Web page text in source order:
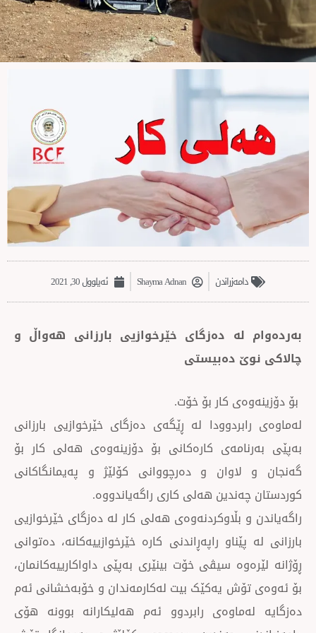
Shayma Adnan ئەیلوول 30, 2021
لە دەزگای خێرخوازیی بارزانی ھەواڵ و
دەبیستی
کار بۆ خۆت.
لە ڕێگەی دەزگای خێرخوازیی بارزانی
کارەکانی بۆ دۆزینەوەی هەلی کار بۆ
و دەرچووانی کۆلێژ و پەیمانگاکانی
هەلی کاری راگەیاندووە.
بڵاوکردنەوەی هەلی کار لە دەزگای خێرخوازیی
راپەڕاندنی کارە خێرخوازییەکانە، دەتوانی
سیڤی خۆت بینێری بەپێی داواکارییەکانمان،
یەکێک بیت لەکارمەندان و خۆبەخشانی ئەم
رابردوو ئەم هەلیکارانە بوونە هۆی